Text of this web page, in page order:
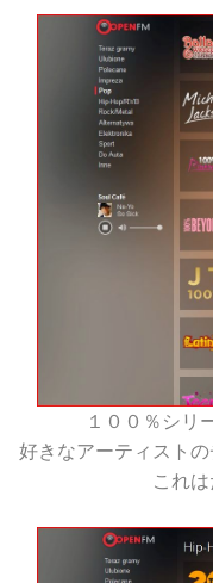
１００％シリ
好きなアーティスト
これは